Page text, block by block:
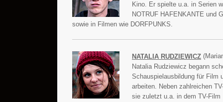
Kino. Er spielte u.a. in Serien
NOTRUF HAFENKANTE und
sowie in Filmen wie DORFPUNKS.
NATALIA RUDZIEWICZ
Natalia Rudziewicz begann
Schauspielausbildung für Film
arbeiten. Neben zahlreichen
sie zuletzt u.a. in dem TV-Film